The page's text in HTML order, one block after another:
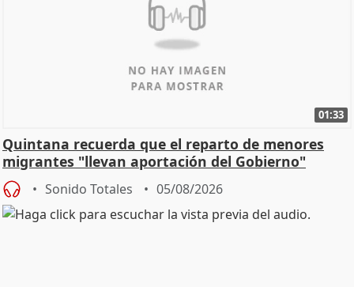
01:33
Quintana recuerda que el reparto de menores
migrantes "llevan aportación del Gobierno"
central
Sonido Totales 05/08/2026